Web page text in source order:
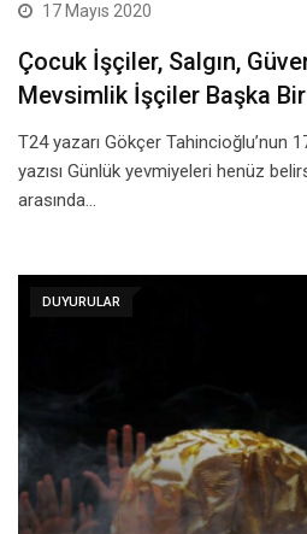
17 Mayıs 2020
Çocuk İşçiler, Salgın,
Mevsimlik İşçiler Başka
T24 yazarı Gökçer Tahincioğlu’nun
yazısı Günlük yevmiyeleri henüz
arasında…
DUYURULAR